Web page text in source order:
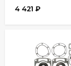
4 421 ₽